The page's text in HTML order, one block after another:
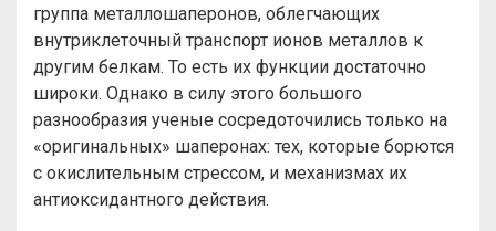
группа металлошаперонов, облегчающих
внутриклеточный транспорт ионов металлов к
другим белкам. То есть их функции достаточно
широки. Однако в силу этого большого
разнообразия ученые сосредоточились только на
«оригинальных» шаперонах: тех, которые борются
с окислительным стрессом, и механизмах их
антиоксидантного действия.